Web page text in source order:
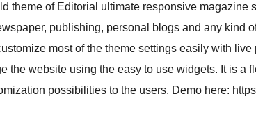
theme of Editorial ultimate responsive magazine
publishing, personal blogs and any kind
most of the theme settings easily with
the website using the easy to use widgets. It is a
possibilities to the users. Demo here: